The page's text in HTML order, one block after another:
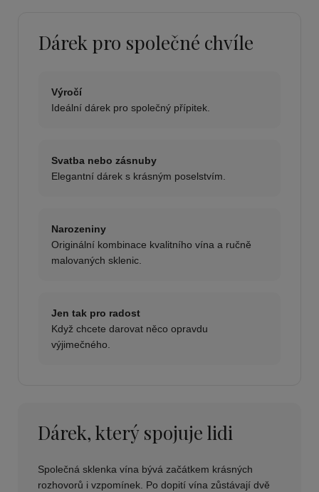
Dárek pro společné chvíle
Výročí
Ideální dárek pro společný přípitek.
Svatba nebo zásnuby
Elegantní dárek s krásným poselstvím.
Narozeniny
Originální kombinace kvalitního vína a ručně
malovaných sklenic.
Jen tak pro radost
Když chcete darovat něco opravdu
výjimečného.
Dárek, který spojuje lidi
Společná sklenka vína bývá začátkem krásných
rozhovorů i vzpomínek. Po dopití vína zůstávají dvě